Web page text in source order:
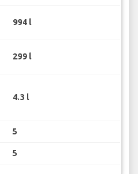
994 l
299 l
4.3 l
5
5